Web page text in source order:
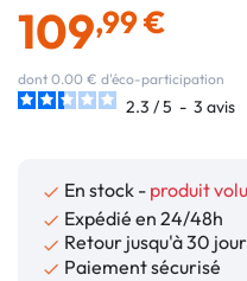
109,99 €
dont 0.00 € d'éco-participation
2.3 /5 - 3 avis
 En stock - produit
 Expédié en 24/48h
 Retour jusqu'à 30
 Paiement sécurisé